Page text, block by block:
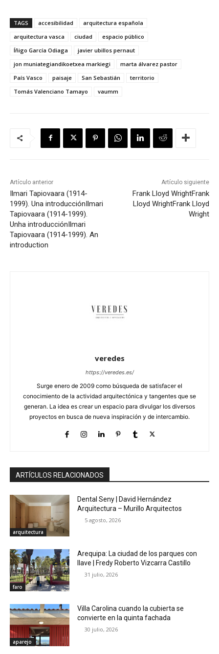
TAGS accesibilidad
arquitectura española
arquitectura vasca
ciudad
espacio público
Íñigo García Odiaga
javier ubillos pernaut
jon muniategiandikoetxea markiegi
marta álvarez pastor
País Vasco
paisaje San Sebastián
territorio
Tomás Valenciano Tamayo
vaumm
Artículo anterior
Ilmari Tapiovaara (1914-
1999). Una introducciónIlmari
Tapiovaara (1914-1999).
Unha introducciónIlmari
Tapiovaara (1914-1999). An
introduction
Artículo siguiente
Frank Lloyd WrightFrank
Lloyd WrightFrank Lloyd
Wright
veredes
https://veredes.es/
Surge enero de 2009 como búsqueda de satisfacer el
conocimiento de la actividad arquitectónica y tangentes que se
generan. La idea es crear un espacio para divulgar los diversos
proyectos en busca de nueva inspiración y de intercambio.
ARTÍCULOS RELACIONADOS
arquitectura
Dental Seny | David Hernández
Arquitectura – Murillo Arquitectos
5 agosto, 2026
faro
Arequipa: La ciudad de los parques con
llave | Fredy Roberto Vizcarra Castillo
31 julio, 2026
aparejo
Villa Carolina cuando la cubierta se
convierte en la quinta fachada
30 julio, 2026